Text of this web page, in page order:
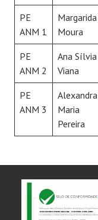
PE
ANM 1
Margarida
Moura
PE
ANM 2
Ana Sílvia
Viana
PE
ANM 3
Alexandra
Maria
Pereira